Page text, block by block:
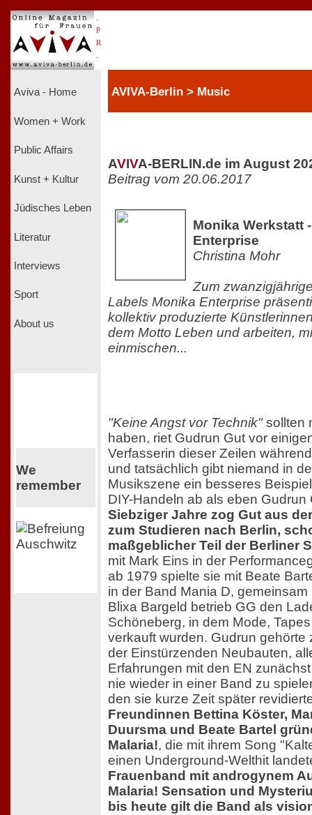
P
R
Aviva - Home
Women + Work
Public Affairs
Kunst + Kultur
Jüdisches Leben
Literatur
Interviews
Sport
About us
We
remember
AVIVA-Berlin > Music
AVIVA-BERLIN.de im August
Beitrag vom 20.06.2017
Monika Werkstatt
Enterprise
Christina Mohr
Zum
Labels Monika Enterprise
kollektiv produzierte
dem Motto Leben und arbeiten,
einmischen...
"Keine Angst vor Technik"sollten
haben, riet Gudrun Gut vor
Verfasserin dieser Zeilen
und tatsächlich gibt niemand in
Musikszene ein besseres
DIY-Handeln ab als eben
Siebziger Jahre zog Gut aus
zum Studieren nach Berlin,
maßgeblicher Teil der Berliner
mit Mark Eins in der
ab 1979 spielte sie mit Beate
in der Band Mania D,
Blixa Bargeld betrieb GG den
Schöneberg, in dem Mode,
verkauft wurden. Gudrun gehörte
der Einstürzenden Neubauten,
Erfahrungen mit den EN
nie wieder in einer Band zu
den sie kurze Zeit später
Freundinnen Bettina Köster,
Duursma und Beate Bartel
Malaria!, die mit ihrem Song
einen Underground-Welthit
Frauenband mit androgynem
Malaria! Sensation und
bis heute gilt die Band als